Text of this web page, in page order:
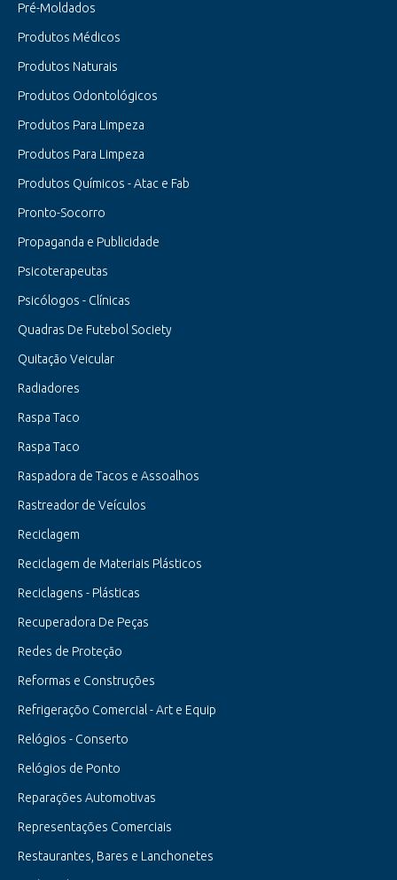
Pré-Moldados
Produtos Médicos
Produtos Naturais
Produtos Odontológicos
Produtos Para Limpeza
Produtos Para Limpeza
Produtos Químicos - Atac e Fab
Pronto-Socorro
Propaganda e Publicidade
Psicoterapeutas
Psicólogos - Clínicas
Quadras De Futebol Society
Quitação Veicular
Radiadores
Raspa Taco
Raspa Taco
Raspadora de Tacos e Assoalhos
Rastreador de Veículos
Reciclagem
Reciclagem de Materiais Plásticos
Reciclagens - Plásticas
Recuperadora De Peças
Redes de Proteção
Reformas e Construções
Refrigeraçõo Comercial - Art e Equip
Relógios - Conserto
Relógios de Ponto
Reparações Automotivas
Representações Comerciais
Restaurantes, Bares e Lanchonetes